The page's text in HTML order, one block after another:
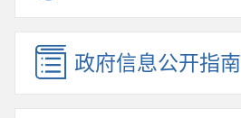
政府信息公开指南